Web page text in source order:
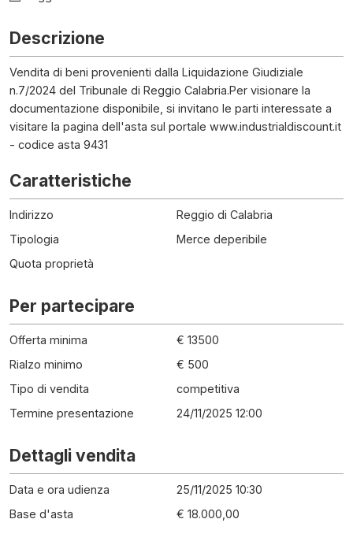
Descrizione
Vendita di beni provenienti dalla Liquidazione Giudiziale
n.7/2024 del Tribunale di Reggio Calabria.Per visionare la
documentazione disponibile, si invitano le parti interessate a
visitare la pagina dell'asta sul portale www.industrialdiscount.it
- codice asta 9431
Caratteristiche
Indirizzo
Reggio di Calabria
Tipologia
Merce deperibile
Quota proprietà
Per partecipare
Offerta minima
€ 13500
Rialzo minimo
€ 500
Tipo di vendita
competitiva
Termine presentazione
24/11/2025 12:00
Dettagli vendita
Data e ora udienza
25/11/2025 10:30
Base d'asta
€ 18.000,00